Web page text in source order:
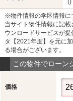
()
※物件情報の学区情報に
当サイト物件情報に記
ウンロードサービスが
タ【2021年度】を元に
る場合がございます。
この物件でローン
価格